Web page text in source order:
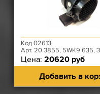
Код 02613
Арт. 20.3855, 5WK9 635, 3160-
Цена: 20620 руб
Добавить в